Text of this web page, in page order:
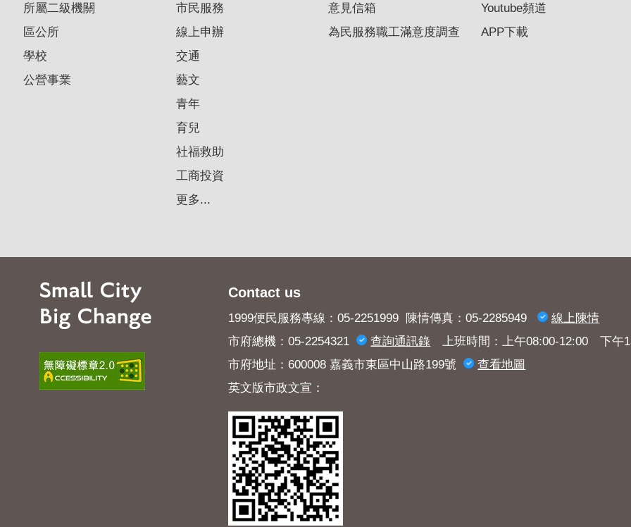
所屬二級機關
區公所
學校
公營事業
市民服務
線上申辦
交通
藝文
青年
育兒
社福救助
工商投資
更多...
意見信箱
為民服務職工滿意度調查
Youtube頻道
APP下載
Contact us
1999便民服務專線：05-2251999 陳情傳真：05-2285949
線上陳情
市府總機：05-2254321
查詢​通訊錄 上班時間：上午08:00-12:00 下午
市府地址：600008 嘉義市東區中山路199號
查看地圖
英文版市政文宣：